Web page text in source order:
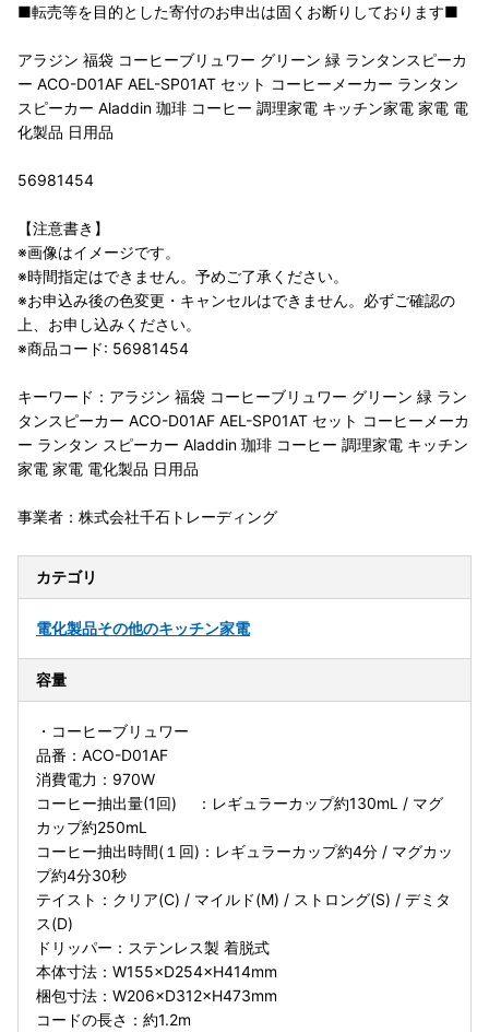
■転売等を目的とした寄付のお申出は固くお断りしております■
アラジン 福袋 コーヒーブリュワー グリーン 緑 ランタンスピーカ
ー ACO-D01AF AEL-SP01AT セット コーヒーメーカー ランタン
スピーカー Aladdin 珈琲 コーヒー 調理家電 キッチン家電 家電 電
化製品 日用品
56981454
【注意書き】
※画像はイメージです。
※時間指定はできません。予めご了承ください。
※お申込み後の色変更・キャンセルはできません。必ずご確認の
上、お申し込みください。
※商品コード: 56981454
キーワード：アラジン 福袋 コーヒーブリュワー グリーン 緑 ラン
タンスピーカー ACO-D01AF AEL-SP01AT セット コーヒーメーカ
ー ランタン スピーカー Aladdin 珈琲 コーヒー 調理家電 キッチン
家電 家電 電化製品 日用品
事業者：株式会社千石トレーディング
カテゴリ
電化製品その他のキッチン家電
容量
・コーヒーブリュワー
品番：ACO-D01AF
消費電力：970W
コーヒー抽出量(1回) ：レギュラーカップ約130mL / マグ
カップ約250mL
コーヒー抽出時間(１回)：レギュラーカップ約4分 / マグカッ
プ約4分30秒
テイスト：クリア(C) / マイルド(M) / ストロング(S) / デミタ
ス(D)
ドリッパー：ステンレス製 着脱式
本体寸法：W155×D254×H414mm
梱包寸法：W206×D312×H473mm
コードの長さ：約1.2m